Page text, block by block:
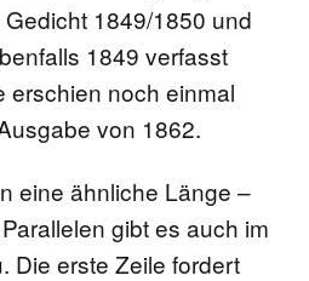
1849/1850 und
1849 verfasst
erschien noch einmal
von 1862.
eine ähnliche Länge –
gibt es auch im
Die erste Zeile fordert